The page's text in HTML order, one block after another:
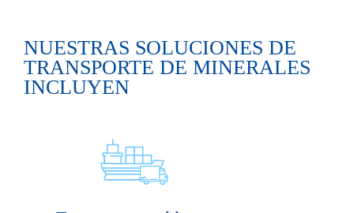
NUESTRAS SOLUCIONES DE
TRANSPORTE DE MINERALES
INCLUYEN